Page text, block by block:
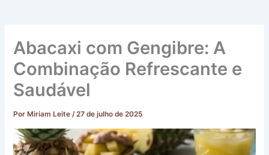
Abacaxi com Gengibre: A
Combinação Refrescante e
Saudável
Por Miriam Leite/27 de julho de 2025